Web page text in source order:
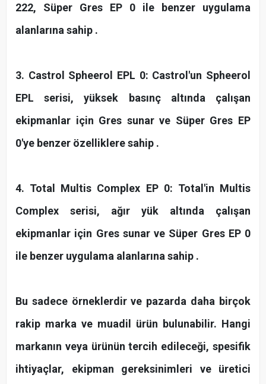
222, Süper Gres EP 0 ile benzer uygulama
alanlarına sahip .
3. Castrol Spheerol EPL 0: Castrol'un Spheerol
EPL serisi, yüksek basınç altında çalışan
ekipmanlar için Gres sunar ve Süper Gres EP
0'ye benzer özelliklere sahip .
4. Total Multis Complex EP 0: Total'in Multis
Complex serisi, ağır yük altında çalışan
ekipmanlar için Gres sunar ve Süper Gres EP 0
ile benzer uygulama alanlarına sahip .
Bu sadece örneklerdir ve pazarda daha birçok
rakip marka ve muadil ürün bulunabilir. Hangi
markanın veya ürünün tercih edileceği, spesifik
ihtiyaçlar, ekipman gereksinimleri ve üretici